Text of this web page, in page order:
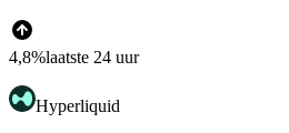
4,8%laatste 24 uur
Hyperliquid